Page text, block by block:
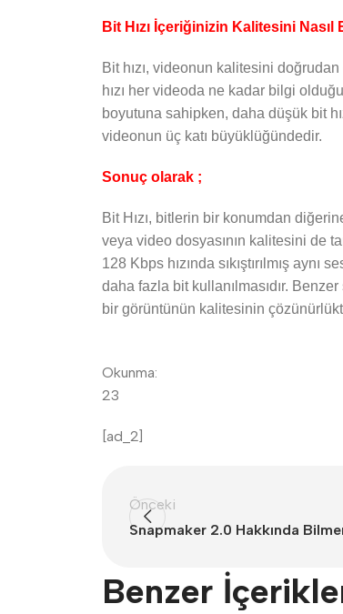
Bit Hızı İçeriğinizin Kalitesini Nasıl
Bit hızı, videonun kalitesini
hızı her videoda ne kadar bilgi
boyutuna sahipken, daha düşük bit
videonun üç katı büyüklüğündedir.
Sonuç olarak ;
Bit Hızı, bitlerin bir konumdan
veya video dosyasının kalitesini de
128 Kbps hızında sıkıştırılmış
daha fazla bit kullanılmasıdır. Benzer
bir görüntünün kalitesinin
Okunma:
23
[ad_2]
Önceki
Snapmaker 2.0 Hakkında
Benzer